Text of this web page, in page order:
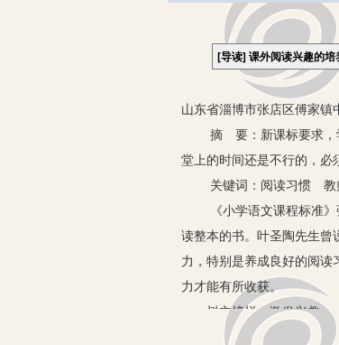
[导读]课外阅读兴趣的培
山东省淄博市张店区傅家
摘 要：新课标要求，学
堂上的时间还是不行的，必
关键词：阅读习惯
《小学语文课程标准》强
读整本的书。叶圣陶先生曾
力，特别是养成良好的阅
力才能有所收获。
一、树立榜样，激发兴趣
榜样能使学生产生思齐的